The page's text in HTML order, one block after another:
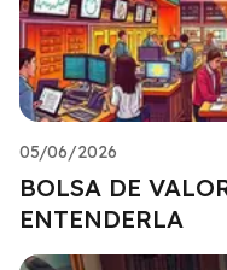
05/06/2026
BOLSA DE
ENTENDERLA